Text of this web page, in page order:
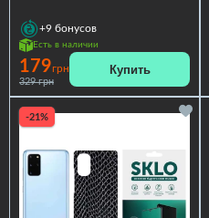
+9 бонусов
Есть в наличии
179грн
329 грн
Купить
-21%